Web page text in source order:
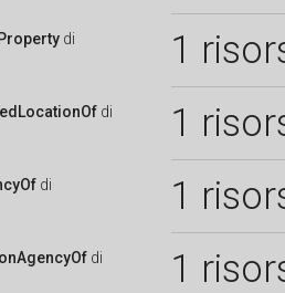
di 1
di 1
di 1
di 1